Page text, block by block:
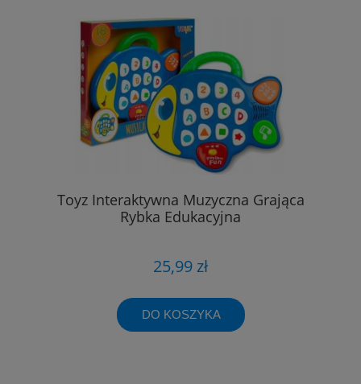
Toyz Interaktywna Muzyczna Grająca
Rybka Edukacyjna
25,99 zł
DO KOSZYKA